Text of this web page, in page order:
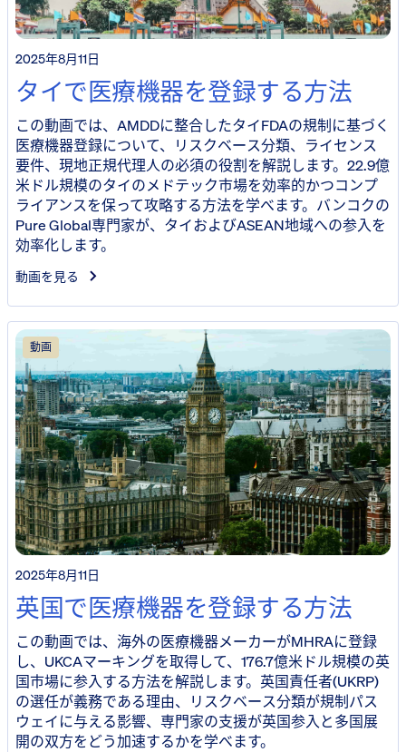
2025年8月11日
タイで医療機器を登録する方法
この動画では、AMDDに整合したタイFDAの規制に基づく
医療機器登録について、リスクベース分類、ライセンス
要件、現地正規代理人の必須の役割を解説します。22.9億
米ドル規模のタイのメドテック市場を効率的かつコンプ
ライアンスを保って攻略する方法を学べます。バンコクの
Pure Global専門家が、タイおよびASEAN地域への参入を
効率化します。
動画を見る
動画
2025年8月11日
英国で医療機器を登録する方法
この動画では、海外の医療機器メーカーがMHRAに登録
し、UKCAマーキングを取得して、176.7億米ドル規模の英
国市場に参入する方法を解説します。英国責任者(UKRP)
の選任が義務である理由、リスクベース分類が規制パス
ウェイに与える影響、専門家の支援が英国参入と多国展
開の双方をどう加速するかを学べます。